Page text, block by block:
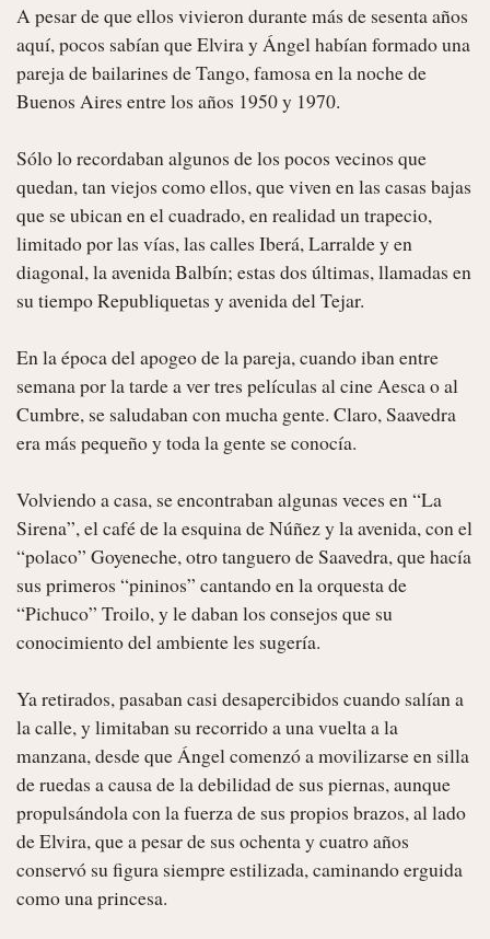
A pesar de que ellos vivieron durante más de sesenta años
aquí, pocos sabían que Elvira y Ángel habían formado una
pareja de bailarines de Tango, famosa en la noche de
Buenos Aires entre los años 1950 y 1970.
Sólo lo recordaban algunos de los pocos vecinos que
quedan, tan viejos como ellos, que viven en las casas bajas
que se ubican en el cuadrado, en realidad un trapecio,
limitado por las vías, las calles Iberá, Larralde y en
diagonal, la avenida Balbín; estas dos últimas, llamadas en
su tiempo Republiquetas y avenida del Tejar.
En la época del apogeo de la pareja, cuando iban entre
semana por la tarde a ver tres películas al cine Aesca o al
Cumbre, se saludaban con mucha gente. Claro, Saavedra
era más pequeño y toda la gente se conocía.
Volviendo a casa, se encontraban algunas veces en “La
Sirena”, el café de la esquina de Núñez y la avenida, con el
“polaco” Goyeneche, otro tanguero de Saavedra, que hacía
sus primeros “pininos” cantando en la orquesta de
“Pichuco” Troilo, y le daban los consejos que su
conocimiento del ambiente les sugería.
Ya retirados, pasaban casi desapercibidos cuando salían a
la calle, y limitaban su recorrido a una vuelta a la
manzana, desde que Ángel comenzó a movilizarse en silla
de ruedas a causa de la debilidad de sus piernas, aunque
propulsándola con la fuerza de sus propios brazos, al lado
de Elvira, que a pesar de sus ochenta y cuatro años
conservó su figura siempre estilizada, caminando erguida
como una princesa.